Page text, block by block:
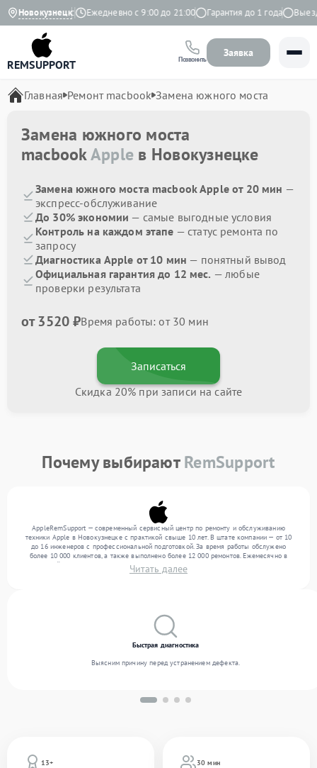
Новокузнецк
4.9 на Яндекс Ежедневно с 9:00 до 21:00 Гарантия до 1 года Выезд
REMSUPPORT Позвонить
Заявка
Главная Ремонт macbook Замена южного моста
Замена южного моста
macbookApple в Новокузнецке
Замена южного моста macbook Apple от 20 мин —
экспресс-обслуживание
До 30% экономии — самые выгодные условия
Контроль на каждом этапе — статус ремонта по
запросу
Диагностика Apple от 10 мин — понятный вывод
Официальная гарантия до 12 мес. — любые
проверки результата
от 3520 ₽Время работы: от 30 мин
Записаться
Скидка 20% при записи на сайте
Почему выбираютRemSupport
AppleRemSupport — современный сервисный центр по ремонту и обслуживанию
техники Apple в Новокузнецке с практикой свыше 10 лет. В штате компании — от 10
до 16 инженеров с профессиональной подготовкой. За время работы обслужено
более 10 000 клиентов, а также выполнено более 12 000 ремонтов. Ежемесячно в
сервисный центр поступает свыше 300 единиц техники, включая , , . Мы беремся за
задачи любой сложности и предлагаем стабильный уровень сервиса благодаря
Читать далее
13+
30 мин
Быстрая диагностика
Выясним причину перед устранением дефекта.